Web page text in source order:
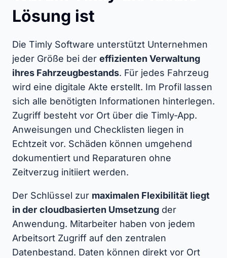
Lösung ist
Die Timly Software unterstützt Unternehmen
jeder Größe bei der effizienten Verwaltung
ihres Fahrzeugbestands. Für jedes Fahrzeug
wird eine digitale Akte erstellt. Im Profil lassen
sich alle benötigten Informationen hinterlegen.
Zugriff besteht vor Ort über die Timly-App.
Anweisungen und Checklisten liegen in
Echtzeit vor. Schäden können umgehend
dokumentiert und Reparaturen ohne
Zeitverzug initiiert werden.
Der Schlüssel zur maximalen Flexibilität liegt
in der cloudbasierten Umsetzung der
Anwendung. Mitarbeiter haben von jedem
Arbeitsort Zugriff auf den zentralen
Datenbestand. Daten können direkt vor Ort